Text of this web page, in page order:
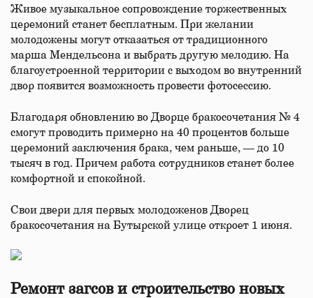
Живое музыкальное сопровождение торжественных
церемоний станет бесплатным. При желании
молодожены могут отказаться от традиционного
марша Мендельсона и выбрать другую мелодию. На
благоустроенной территории с выходом во внутренний
двор появится возможность провести фотосессию.
Благодаря обновлению во Дворце бракосочетания № 4
смогут проводить примерно на 40 процентов больше
церемоний заключения брака, чем раньше, — до 10
тысяч в год. Причем работа сотрудников станет более
комфортной и спокойной.
Свои двери для первых молодоженов Дворец
бракосочетания на Бутырской улице откроет 1 июня.
Ремонт загсов и строительство новых